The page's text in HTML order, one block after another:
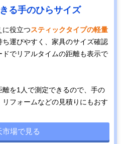
る手のひらサイズ
に役立つスティックタイプの軽量
ち運びやすく、家具のサイズ確認
でリアルタイムの距離も表示で
を1人で測定できるので、手の
フォームなどの見積りにもおす
市場で見る